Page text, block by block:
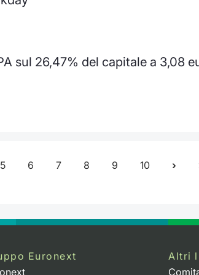
sul 26,47% del capitale a 3,08
5 6 7 8 9 10
Euronext
Altri